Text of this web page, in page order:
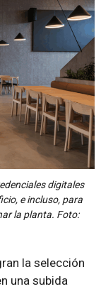
digitales
e incluso, para
la planta. Foto:
la selección
una subida